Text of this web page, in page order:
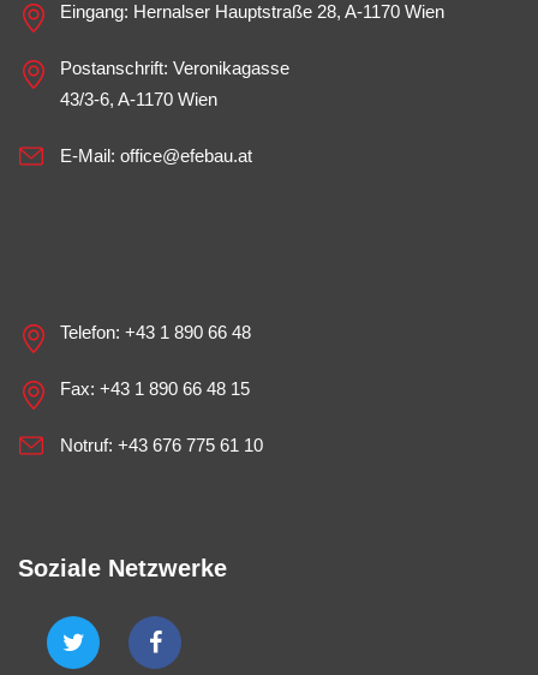
Eingang: Hernalser Hauptstraße 28, A-1170 Wien
Postanschrift: Veronikagasse
43/3-6, A-1170 Wien
E-Mail: office@efebau.at
Telefon: +43 1 890 66 48
Fax: +43 1 890 66 48 15
Notruf: +43 676 775 61 10
Soziale Netzwerke